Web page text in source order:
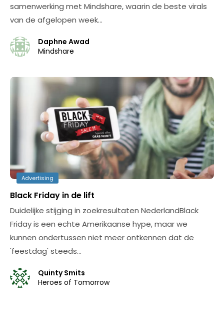
samenwerking met Mindshare, waarin de beste virals
van de afgelopen week…
Daphne Awad
Mindshare
Advertising
Black Friday in de lift
Duidelijke stijging in zoekresultaten NederlandBlack
Friday is een echte Amerikaanse hype, maar we
kunnen ondertussen niet meer ontkennen dat de
'feestdag' steeds…
Quinty Smits
Heroes of Tomorrow